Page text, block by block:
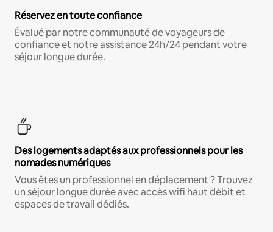
Réservez en toute confiance
Évalué par notre communauté de voyageurs de
confiance et notre assistance 24h/24 pendant votre
séjour longue durée.
Des logements adaptés aux professionnels pour les
nomades numériques
Vous êtes un professionnel en déplacement ? Trouvez
un séjour longue durée avec accès wifi haut débit et
espaces de travail dédiés.